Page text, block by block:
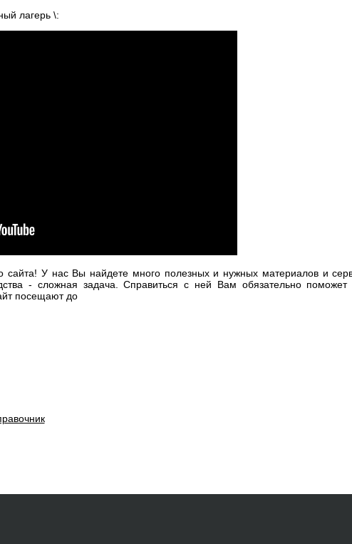
лагерь \:
сайта! У нас Вы найдете много полезных и нужных материалов и
- сложная задача. Справиться с ней Вам обязательно
посещают до